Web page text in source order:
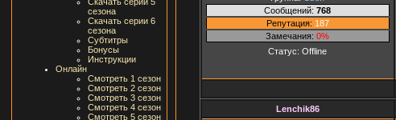
сезона
Скачать серии 6
сезона
Субтитры
Бонусы
Инструкции
Онлайн
Смотреть 1 сезон
Смотреть 2 сезон
Смотреть 3 сезон
Смотреть 4 сезон
Смотреть 5 сезон
Сообщений: 768
Репутация: 187
Замечания: 0%
Статус: Offline
Lenchik86